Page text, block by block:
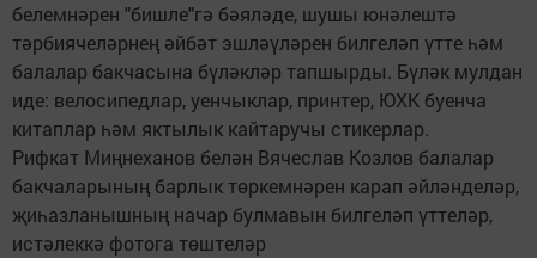
белемнәрен "бишле"гә бәяләде, шушы юнәлештә
тәрбиячеләрнең әйбәт эшләүләрен билгеләп үтте һәм
балалар бакчасына бүләкләр тапшырды. Бүләк мулдан
иде: велосипедлар, уенчыклар, принтер, ЮХК буенча
китаплар һәм яктылык кайтаручы стикерлар.
Рифкат Миңнеханов белән Вячеслав Козлов балалар
бакчаларының барлык төркемнәрен карап әйләнделәр,
җиһазланышның начар булмавын билгеләп үттеләр,
истәлеккә фотога төштеләр